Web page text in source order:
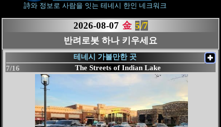
詩와 정보로 사람을 잇는 테네시 한인 네크워크
2026-08-07 金 6/7
앵콜 미용실 ✂️
테네시 가볼만한 곳
✚
7/16
The Streets of Indian Lake